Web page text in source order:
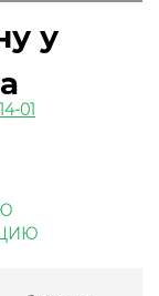
у
01